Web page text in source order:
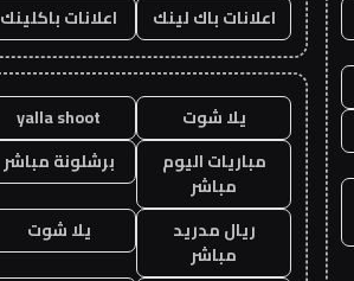
اعلانات باك لينك
اعلانات باكلينك
يلا شوت
yalla shoot
مباريات اليوم
مباشر
برشلونة مباشر
ريال مدريد
مباشر
يلا شوت